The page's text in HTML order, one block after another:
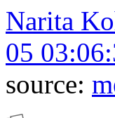
Narita
05
source: